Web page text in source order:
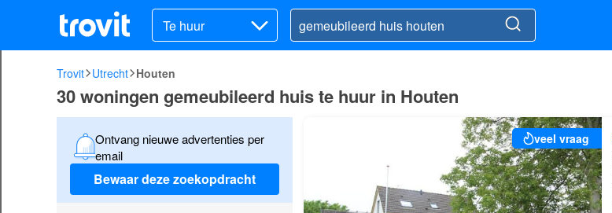
Te huur
Trovit Utrecht Houten
30 woningen gemeubileerd huis te huur in Houten
Ontvang nieuwe advertenties per
email
Bewaar deze zoekopdracht
veel vraag